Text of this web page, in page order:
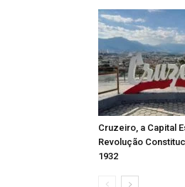
Cruzeiro, a Capital
Revolução
1932